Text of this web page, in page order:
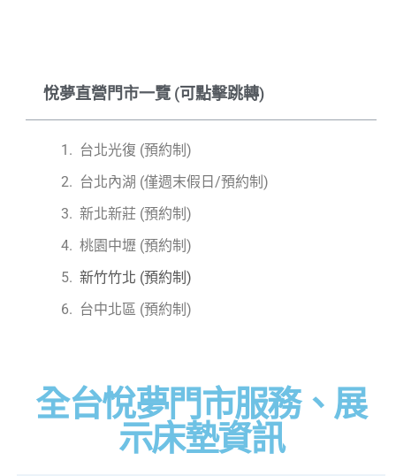
悅夢直營門市一覽 (可點擊跳轉)
台北光復 (預約制)
台北內湖 (僅週末假日/預約制)
新北新莊 (預約制)
桃園中壢 (預約制)
新竹竹北 (預約制)
台中北區 (預約制)
全台悅夢門市服務、展
示床墊資訊